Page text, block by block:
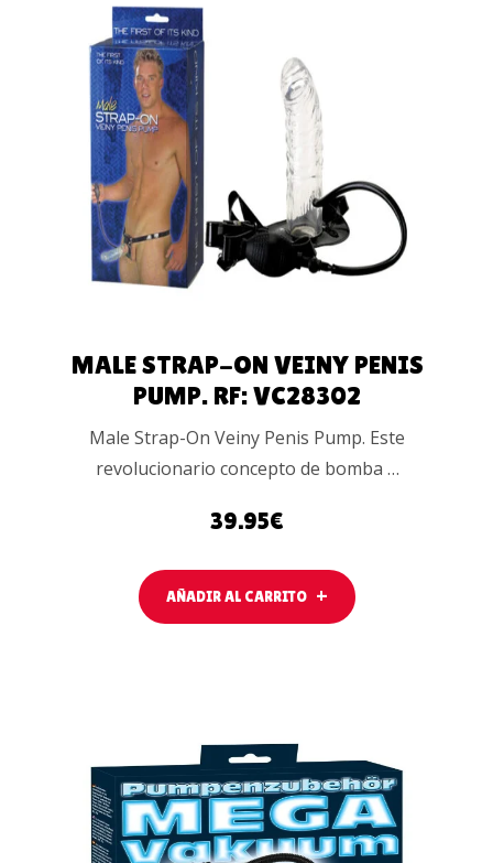
AÑADIR AL
MALE STRAP-ON VEINY PENIS
PUMP. RF: VC28302
Male Strap-On Veiny Penis Pump. Este
revolucionario concepto de bomba …
39.95€
AÑADIR AL CARRITO